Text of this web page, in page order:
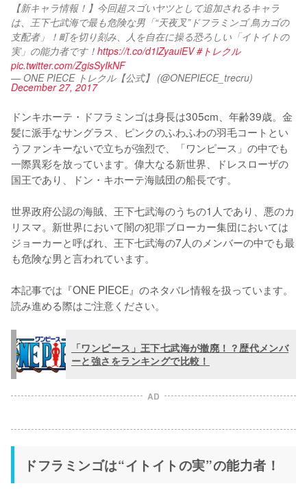
【新キャラ情報！】今回超スゴいヤツとして追加されるキャラ
は、王下七武海で最も危険な男「“天夜叉”ドフラミンゴ 鳥カゴの
支配者」！町を切り刻み、人を自在に操る恐ろしい「イトイトの
実」の能力者です！ https://t.co/d1lZyauiEV #トレクル
pic.twitter.com/ZgisSyIkNF
— ONE PIECE トレクル【公式】 (@ONEPIECE_trecru)
December 27, 2017
ドンキホーテ・ドフラミンゴは身長は305cm、年齢39歳。金
髪に派手なサングラス、ピンクのふわふわの羽毛コートとい
うファンキーないで立ちが強烈で、「ワンピース」の中でも
一際異彩を放っています。偉大なる新世界、ドレスローザの
国王であり、ドン・キホーテ海賊団の船長です。
世界政府公認の海賊、王下七武海のうちの1人であり、悪のカ
リスマ。新世界において闇の犯罪ブローカー集団においては
ジョーカーと呼ばれ、王下七武海の7人のメンバーの中でも最
も危険な男と言われています。
本記事では『ONE PIECE』のネタバレ情報を扱っています。
読み進める際はご注意ください。
「ワンピース」王下七武海が撤廃！？歴代メンバ
ーと強さをランキングで比較！
AD
ドフラミンゴは“イトイトの実”の能力者！